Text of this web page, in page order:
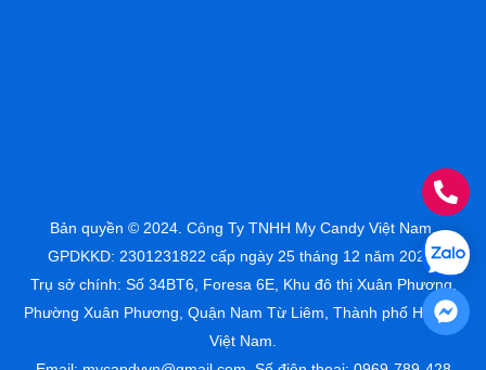
Bản quyền © 2024. Công Ty TNHH My Candy Việt Nam.
GPDKKD: 2301231822 cấp ngày 25 tháng 12 năm 2023.
Trụ sở chính: Số 34BT6, Foresa 6E, Khu đô thị Xuân Phương,
Phường Xuân Phương, Quận Nam Từ Liêm, Thành phố Hà Nội,
Việt Nam.